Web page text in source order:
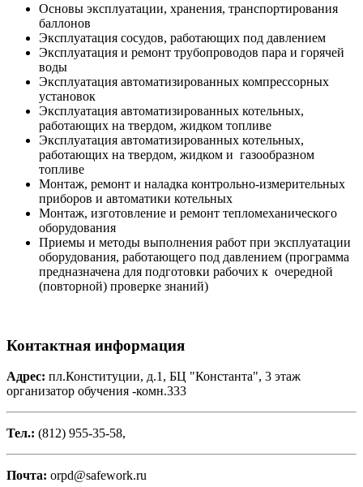
Основы эксплуатации, хранения, транспортирования
баллонов
Эксплуатация сосудов, работающих под давлением
Эксплуатация и ремонт трубопроводов пара и горячей
воды
Эксплуатация автоматизированных компрессорных
установок
Эксплуатация автоматизированных котельных,
работающих на твердом, жидком топливе
Эксплуатация автоматизированных котельных,
работающих на твердом, жидком и газообразном
топливе
Монтаж, ремонт и наладка контрольно-измерительных
приборов и автоматики котельных
Монтаж, изготовление и ремонт тепломеханического
оборудования
Приемы и методы выполнения работ при эксплуатации
оборудования, работающего под давлением (программа
предназначена для подготовки рабочих к очередной
(повторной) проверке знаний)
Контактная информация
Адрес: пл.Конституции, д.1, БЦ "Константа", 3 этаж
организатор обучения -комн.333
Тел.: (812) 955-35-58,
Почта: orpd@safework.ru